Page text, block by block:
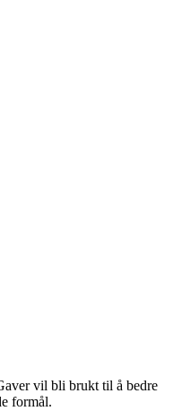
vil bli brukt til å bedre
formål.